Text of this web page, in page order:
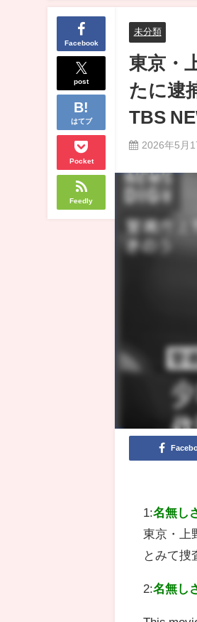
Facebook
post
はてブ
Pocket
Feedly
未分類
東京・
たに逮
TBS
2026年5月
1:名無し
東京・上
とみて捜
2:名無し